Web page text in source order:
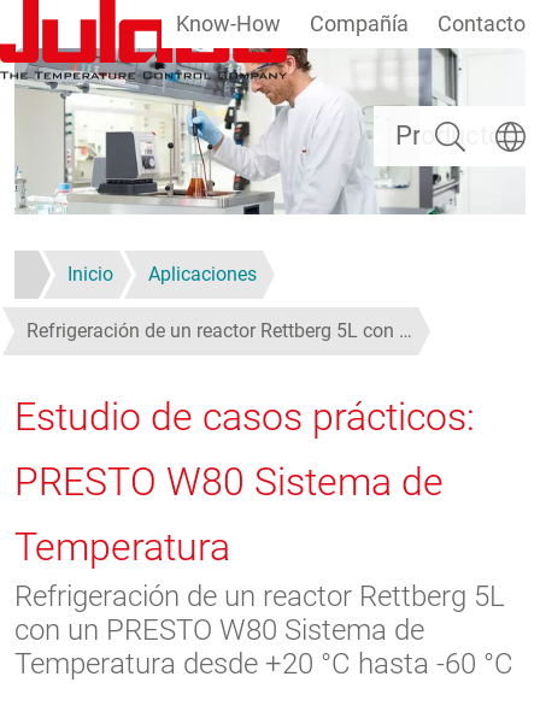
Pasar al contenido principal
Productos
Know-How Compañía Contacto
Buscar
Inicio Aplicaciones
Refrigeración de un reactor Rettberg 5L con …
Estudio de casos prácticos:
PRESTO W80 Sistema de
Temperatura
Refrigeración de un reactor Rettberg 5L
con un PRESTO W80 Sistema de
Temperatura desde +20 °C hasta -60 °C